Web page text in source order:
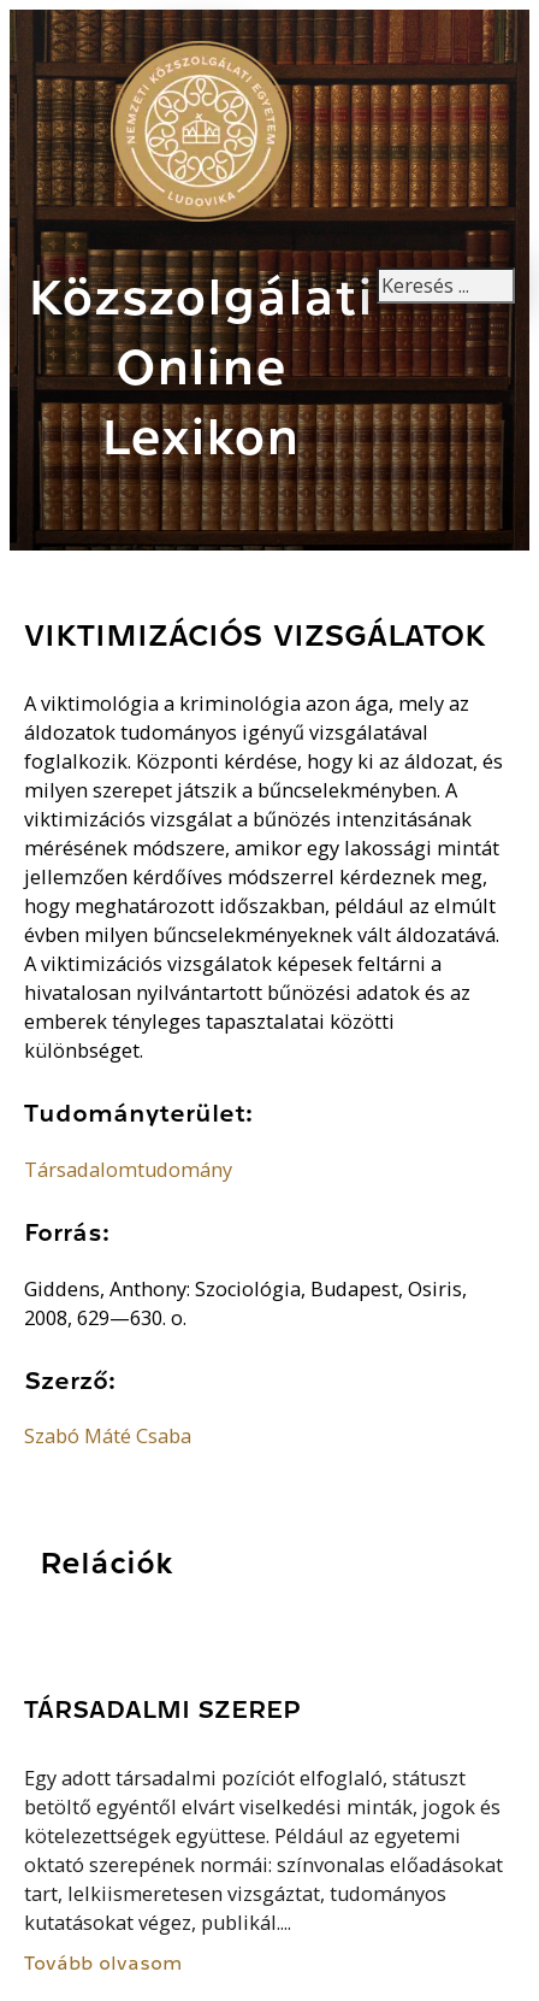
Közszolgálati
Online
Lexikon
Keresés
VIKTIMIZÁCIÓS VIZSGÁLATOK
A viktimológia a kriminológia azon ága, mely az
áldozatok tudományos igényű vizsgálatával
foglalkozik. Központi kérdése, hogy ki az áldozat, és
milyen szerepet játszik a bűncselekményben. A
viktimizációs vizsgálat a bűnözés intenzitásának
mérésének módszere, amikor egy lakossági mintát
jellemzően kérdőíves módszerrel kérdeznek meg,
hogy meghatározott időszakban, például az elmúlt
évben milyen bűncselekményeknek vált áldozatává.
A viktimizációs vizsgálatok képesek feltárni a
hivatalosan nyilvántartott bűnözési adatok és az
emberek tényleges tapasztalatai közötti
különbséget.
Tudományterület:
Társadalomtudomány
Forrás:
Giddens, Anthony: Szociológia, Budapest, Osiris,
2008, 629—630. o.
Szerző:
Szabó Máté Csaba
Relációk
TÁRSADALMI SZEREP
Egy adott társadalmi pozíciót elfoglaló, státuszt
betöltő egyéntől elvárt viselkedési minták, jogok és
kötelezettségek együttese. Például az egyetemi
oktató szerepének normái: színvonalas előadásokat
tart, lelkiismeretesen vizsgáztat, tudományos
kutatásokat végez, publikál....
Tovább olvasom